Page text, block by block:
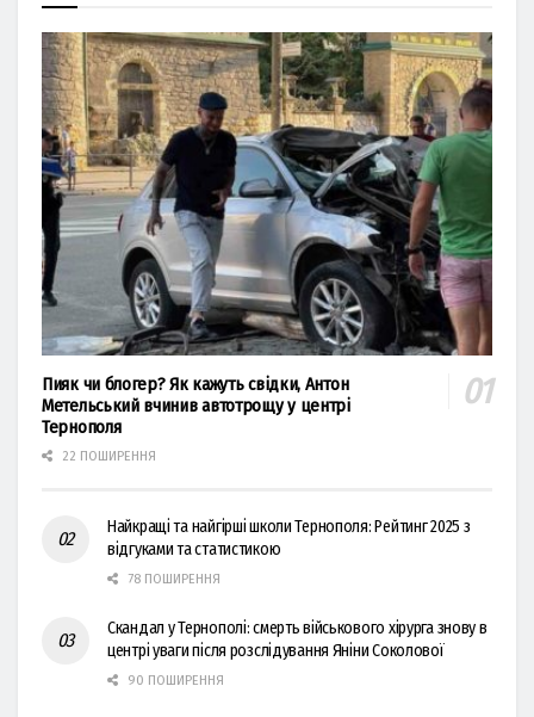
Пияк чи блогер? Як кажуть свідки, Антон
Метельський вчинив автотрощу у центрі
Тернополя
22 ПОШИРЕННЯ
Найкращі та найгірші школи Тернополя: Рейтинг 2025 з
відгуками та статистикою
78 ПОШИРЕННЯ
Скандал у Тернополі: смерть військового хірурга знову в
центрі уваги після розслідування Яніни Соколової
90 ПОШИРЕННЯ